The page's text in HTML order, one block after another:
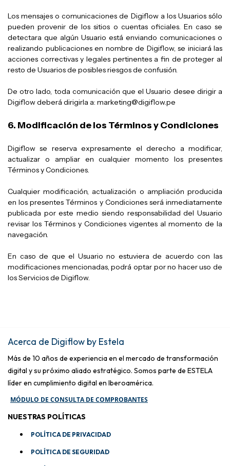
Los mensajes o comunicaciones de Digiflow a los Usuarios sólo
pueden provenir de los sitios o cuentas oficiales. En caso se
detectara que algún Usuario está enviando comunicaciones o
realizando publicaciones en nombre de Digiflow, se iniciará las
acciones correctivas y legales pertinentes a fin de proteger al
resto de Usuarios de posibles riesgos de confusión.
De otro lado, toda comunicación que el Usuario desee dirigir a
Digiflow deberá dirigirla a: marketing@digiflow.pe
6. Modificación de los Términos y Condiciones
Digiflow se reserva expresamente el derecho a modificar,
actualizar o ampliar en cualquier momento los presentes
Términos y Condiciones.
Cualquier modificación, actualización o ampliación producida
en los presentes Términos y Condiciones será inmediatamente
publicada por este medio siendo responsabilidad del Usuario
revisar los Términos y Condiciones vigentes al momento de la
navegación.
En caso de que el Usuario no estuviera de acuerdo con las
modificaciones mencionadas, podrá optar por no hacer uso de
los Servicios de Digiflow.
Acerca de Digiflow by Estela
Más de 10 años de experiencia en el mercado de transformación
digital y su próximo aliado estratégico. Somos parte de ESTELA
líder en cumplimiento digital en Iberoamérica.
MÓDULO DE CONSULTA DE COMPROBANTES
NUESTRAS POLÍTICAS
POLÍTICA DE PRIVACIDAD
POLÍTICA DE SEGURIDAD